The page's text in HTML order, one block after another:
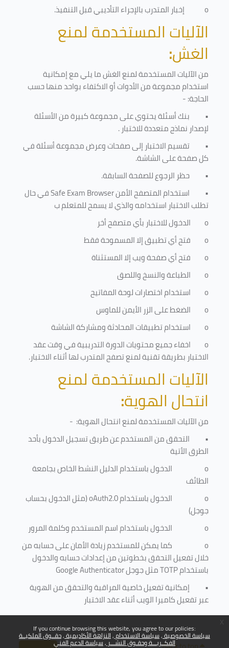
If you continue browsing this website, you agree to our policies:
سياسة الخصوصية سياسة الاستخدام النزاهة الأكاديمية حقــوق الملكيــة
الفكــريـــة وحقـوق النشـــر سياسة الدعم الفني
o
إخبار المتدرب بالإجراء التأديبي قبل التنفيذ.
الآليات المستخدمة لمنع
الغش:
من الآليات المستخدمة لمنع الغش ما يلي مع إمكانية
استخدام مجموعة من الأدوات أو الاكتفاء بواحد منها حسب
الحاجة: -
• بنك أسئلة يحتوي على مجموعة كبيرة من الأسئلة
لإصدار نماذج متعددة للاختبار.
• تقسيم الاختبار إلى صفحات وعرض مجموعة أسئلة في
كل صفحة على الشاشة.
• حظر الرجوع للصفحة السابقة.
• استخدام المتصفح الأمنSafe Exam Browserفي حال
تطلب الاختبار استخدامه والذي لا يسمح للمتعلم ب
o
الدخول للاختبار بأي متصفح أخر
o
فتح أي تطبيق إلا المسموحة فقط
o
فتح أي صفحة ويب إلا المستثناة
o
الطباعة والنسخ واللصق
o
استخدام اختصارات لوحة المفاتيح
o
الضغط على الزر الأيمن للماوس
o
استخدام تطبيقات المحادثة ومشاركة الشاشة
o
اخفاء جميع محتويات الدورة التدريبية في وقت عقد
الاختبار بطريقة تقنية لمنع تصفح المتدرب لها أثناء الاختبار.
الآليات المستخدمة لمنع
انتحال الهوية:
من الآليات المستخدمة لمنعانتحال الهوية: -
• التحقق من المستخدم عن طريق تسجيل الدخول بأحد
الطرق الأتية
o
الدخول باستخدام الدليل النشط الخاص بجامعة
الطائف
o
الدخول باستخدامoAuth2.0(مثل الدخول بحساب
جوجل)
o
الدخول باستخدام اسم المستخدم وكلمة المرور
o
كما يمكن للمستخدم زيادة الأمان على حسابه من
خلال تفعيل التحقق بخطوتين من إعدادات حسابه والدخول
باستخدامTOTPمثل جوجلGoogle Authenticator
• إمكانية تفعيل خاصية المراقبة والتحقق من الهوية
عبر تفعيل كاميرا الويب أثناء عقد الاختبار